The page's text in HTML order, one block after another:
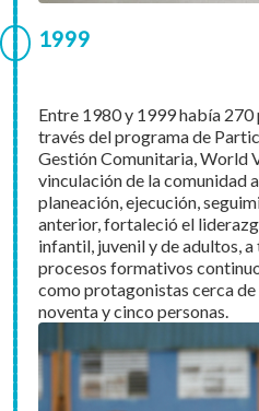
1999
Entre 1980 y 1999 había
través del programa de
Gestión Comunitaria, World
vinculación de la comunidad
planeación, ejecución,
anterior, fortaleció el
infantil, juvenil y de adultos,
procesos formativos
como protagonistas cerca
noventa y cinco personas.